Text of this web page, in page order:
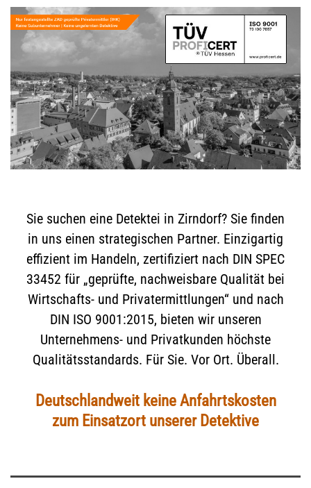
Sie suchen eine Detektei in Zirndorf? Sie finden
in uns einen strategischen Partner. Einzigartig
effizient im Handeln, zertifiziert nach DIN SPEC
33452 für „geprüfte, nachweisbare Qualität bei
Wirtschafts- und Privatermittlungen“ und nach
DIN ISO 9001:2015, bieten wir unseren
Unternehmens- und Privatkunden höchste
Qualitätsstandards. Für Sie. Vor Ort. Überall.
Deutschlandweit keine Anfahrtskosten
zum Einsatzort unserer Detektive